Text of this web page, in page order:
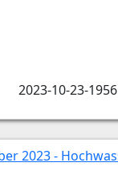
2023-10-23-1956